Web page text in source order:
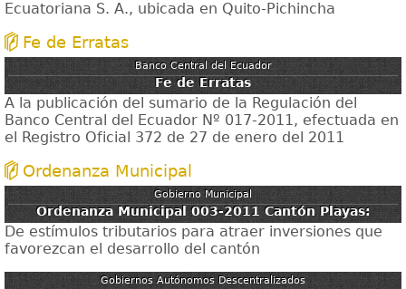
Ecuatoriana S. A., ubicada en Quito-Pichincha
Fe de Erratas
Banco Central del Ecuador
Fe de Erratas
A la publicación del sumario de la Regulación del
Banco Central del Ecuador Nº 017-2011, efectuada en
el Registro Oficial 372 de 27 de enero del 2011
Ordenanza Municipal
Gobierno Municipal
Ordenanza Municipal 003-2011 Cantón Playas:
De estímulos tributarios para atraer inversiones que
favorezcan el desarrollo del cantón
Gobiernos Autónomos Descentralizados